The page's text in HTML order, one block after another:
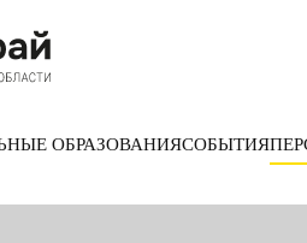
ОБРАЗОВАНИЯСОБЫТИЯ